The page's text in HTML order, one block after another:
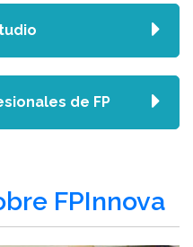
FPInnova
de FP